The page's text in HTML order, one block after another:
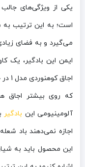
یکی از ویژگی‌های
است؛ به ‌این ‌ترتیب
می‌گیرد و به فضای زیادی
ایمن این بادگیر، یک
که روی بیشتر اجاق
آلومینیومی این بادگیر
اجازه نمی‌دهند باد
این محصول باید به